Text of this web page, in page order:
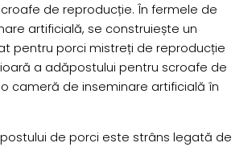
de reproducție. În fermele de
artificială, se construiește un
pentru porci mistreți de reproducție
a adăpostului pentru scroafe de
cameră de inseminare artificială în
de porci este strâns legată de